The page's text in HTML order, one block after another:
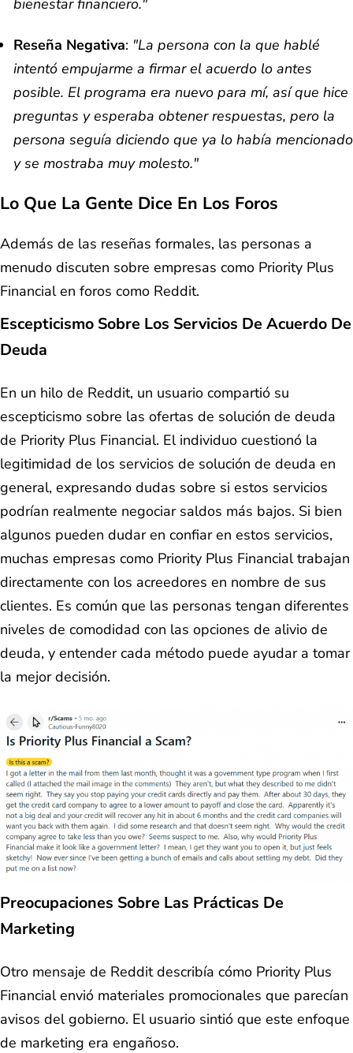
Reseña Negativa: "La persona con la que hablé
intentó empujarme a firmar el acuerdo lo antes
posible. El programa era nuevo para mí, así que hice
preguntas y esperaba obtener respuestas, pero la
persona seguía diciendo que ya lo había mencionado
y se mostraba muy molesto."
Lo Que La Gente Dice En Los Foros
Además de las reseñas formales, las personas a
menudo discuten sobre empresas como Priority Plus
Financial en foros como Reddit.
Escepticismo Sobre Los Servicios De Acuerdo De
Deuda
En un hilo de Reddit, un usuario compartió su
escepticismo sobre las ofertas de solución de deuda
de Priority Plus Financial. El individuo cuestionó la
legitimidad de los servicios de solución de deuda en
general, expresando dudas sobre si estos servicios
podrían realmente negociar saldos más bajos. Si bien
algunos pueden dudar en confiar en estos servicios,
muchas empresas como Priority Plus Financial trabajan
directamente con los acreedores en nombre de sus
clientes. Es común que las personas tengan diferentes
niveles de comodidad con las opciones de alivio de
deuda, y entender cada método puede ayudar a tomar
la mejor decisión.
Preocupaciones Sobre Las Prácticas De
Marketing
Otro mensaje de Reddit describía cómo Priority Plus
Financial envió materiales promocionales que parecían
avisos del gobierno. El usuario sintió que este enfoque
de marketing era engañoso.